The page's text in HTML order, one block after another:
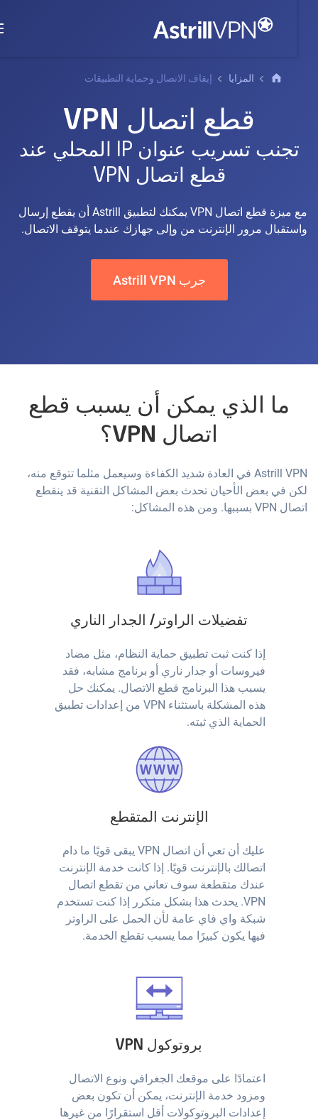
المزايا إيقاف الاتصال وحماية التطبيقات
قطع اتصال VPN
تجنب تسريب عنوان IP المحلي عند
قطع اتصال VPN
مع ميزة قطع اتصال VPN يمكنك لتطبيق Astrill أن يقطع إرسال
واستقبال مرور الإنترنت من وإلى جهازك عندما يتوقف الاتصال.
جرب Astrill VPN
ما الذي يمكن أن يسبب قطع
اتصال VPN؟
Astrill VPN في العادة شديد الكفاءة وسيعمل مثلما تتوقع منه،
لكن في بعض الأحيان تحدث بعض المشاكل التقنية قد ينقطع
اتصال VPN بسببها. ومن هذه المشاكل:
تفضيلات الراوتر/ الجدار الناري
إذا كنت ثبت تطبيق حماية النظام، مثل مضاد
فيروسات أو جدار ناري أو برنامج مشابه، فقد
يسبب هذا البرنامج قطع الاتصال. يمكنك حل
هذه المشكلة باستثناء VPN من إعدادات تطبيق
الحماية الذي ثبته.
الإنترنت المتقطع
عليك أن تعي أن اتصال VPN يبقى قويًا ما دام
اتصالك بالإنترنت قويًا. إذا كانت خدمة الإنترنت
عندك متقطعة سوف تعاني من تقطع اتصال
VPN. يحدث هذا بشكل متكرر إذا كنت تستخدم
شبكة واي فاي عامة لأن الحمل على الراوتر
فيها يكون كبيرًا مما يسبب تقطع الخدمة.
بروتوكول VPN
اعتمادًا على موقعك الجغرافي ونوع الاتصال
ومزود خدمة الإنترنت، يمكن أن تكون بعض
إعدادات البروتوكولات أقل استقرارًا من غيرها